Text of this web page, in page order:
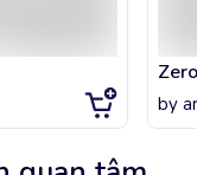
by